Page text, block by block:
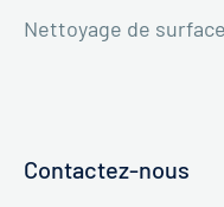
Nettoyage de surface
Contactez-nous